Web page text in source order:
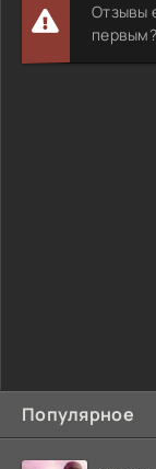
Популярное
Отзывы
первым?